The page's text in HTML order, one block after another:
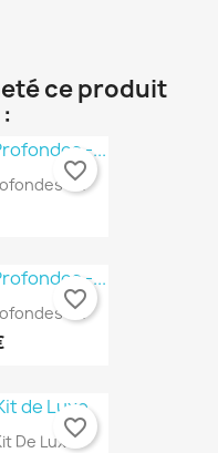
ce produit
-...
favorite_border
-...
favorite_border
De Luxe
favorite_border